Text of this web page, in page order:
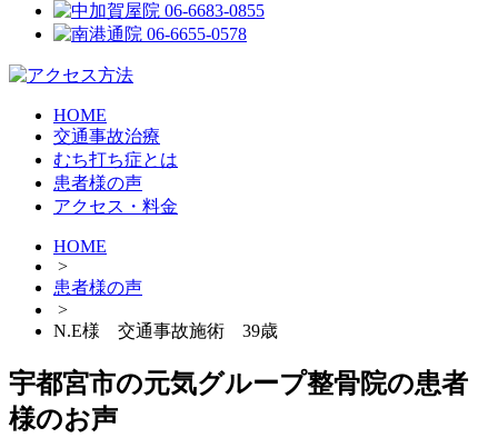
HOME
交通事故治療
むち打ち症とは
患者様の声
アクセス・料金
HOME
>
患者様の声
>
N.E様 交通事故施術 39歳
宇都宮市の元気グループ整骨院の患者
様のお声